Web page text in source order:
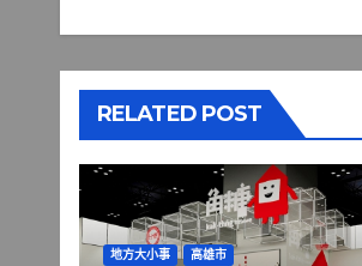
RELATED POST
地方大小事 高雄市